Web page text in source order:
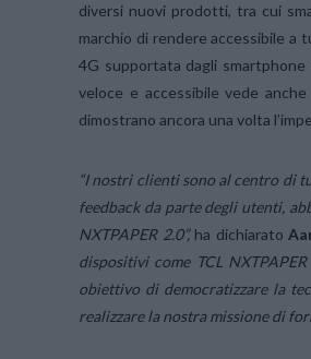
diversi nuovi prodotti, tra cui
marchio di rendere accessibile a
4G supportata dagli smartphone
veloce e accessibile vede
dimostrano ancora una volta
“I nostri clienti sono al centro di
feedback da parte degli utenti,
NXTPAPER 2.0”, ha dichiarato
dispositivi come TCL
obiettivo di democratizzare la
realizzare la nostra missione di